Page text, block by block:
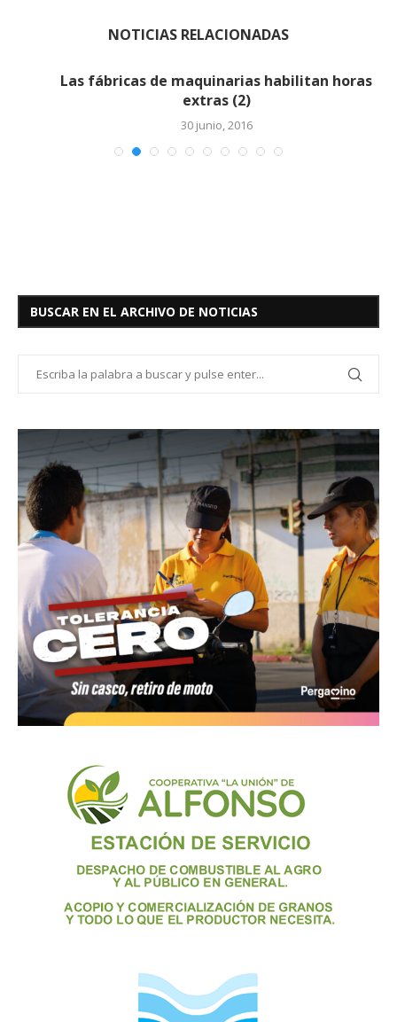
NOTICIAS RELACIONADAS
Las fábricas de maquinarias habilitan horas
extras (2)
30 junio, 2016
BUSCAR EN EL ARCHIVO DE NOTICIAS